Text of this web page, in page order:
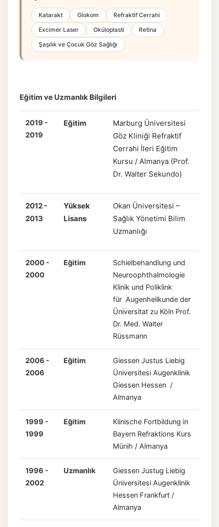
Katarakt Glokom
Refraktif Cerrahi
Excimer Laser
Oküloplasti
Retina
Şaşılık ve Çocuk Göz Sağlığı
Eğitim ve Uzmanlık Bilgileri
2019 -
2019
Eğitim
Marburg Üniversitesi
Göz Kliniği Refraktif
Cerrahi İleri Eğitim
Kursu / Almanya (Prof.
Dr. Walter Sekundo)
2012 -
2013
Yüksek
Lisans
Okan Üniversitesi –
Sağlık Yönetimi Bilim
Uzmanlığı
2000 -
2000
Eğitim
Schielbehandlung und
Neuroophthalmologie
Klinik und Poliklink
für Augenheilkunde der
Üniversitat zu Köln Prof.
Dr. Med. Walter
Rüssmann
2006 -
2006
Eğitim
Giessen Justus Liebig
Üniversitesi Augenklinik
Giessen Hessen /
Almanya
1999 -
1999
Eğitim
Klinische Fortbildung in
Bayern Refraktions Kurs
Münih / Almanya
1996 -
2002
Uzmanlık
Giessen Justug Liebig
Üniversitesi Augenklinik
Hessen Frankfurt /
Almanya